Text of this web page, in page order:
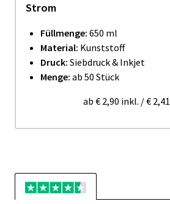
Strom
Füllmenge: 650 ml
Material: Kunststoff
Druck: Siebdruck & Inkjet
Menge: ab 50 Stück
ab € 2,90 inkl. /€ 2,41